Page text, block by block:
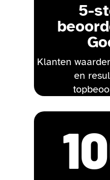
5-
Klanten
en